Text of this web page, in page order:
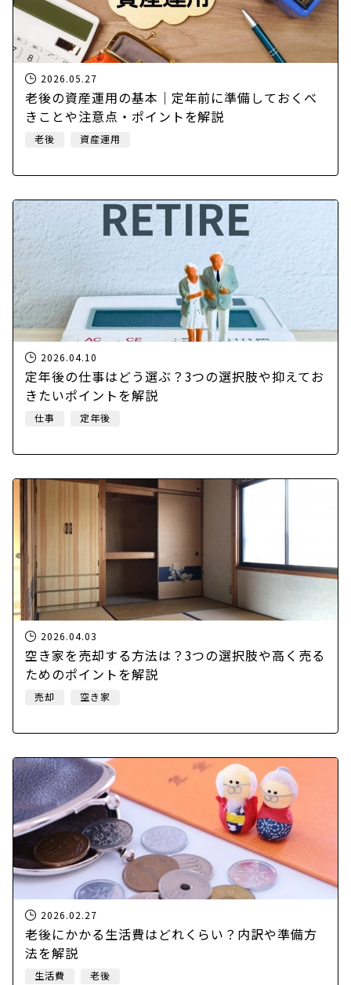
2026.05.27
老後の資産運用の基本｜定年前に準備しておくべ
きことや注意点・ポイントを解説
老後 資産運用
2026.04.10
定年後の仕事はどう選ぶ？3つの選択肢や抑えてお
きたいポイントを解説
仕事 定年後
2026.04.03
空き家を売却する方法は？3つの選択肢や高く売る
ためのポイントを解説
売却 空き家
2026.02.27
老後にかかる生活費はどれくらい？内訳や準備方
法を解説
生活費 老後